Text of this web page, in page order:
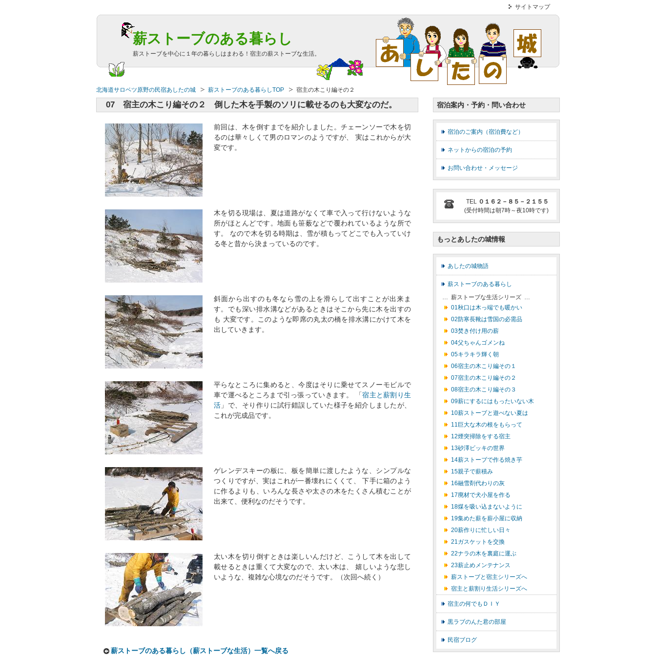
北海道サロベツ原野の民宿あしたの城 薪ストーブのある暮らしTOP 宿主の木こり編その２
07 宿主の木こり編その２ 倒した木を手製のソリに載せるのも大変なのだ。
前回は、木を倒すまでを紹介しました。チェーンソーで木を切
るのは華々しくて男のロマンのようですが、 実はこれからが大
変です。
木を切る現場は、夏は道路がなくて車で入って行けないような
所がほとんどです。地面も笹薮などで覆われているような所で
す。 なので木を切る時期は、雪が積もってどこでも入っていけ
る冬と昔から決まっているのです。
斜面から出すのも冬なら雪の上を滑らして出すことが出来ま
す。でも深い排水溝などがあるときはそこから先に木を出すの
も 大変です。このような即席の丸太の橋を排水溝にかけて木を
出していきます。
平らなところに集めると、今度はそりに乗せてスノーモビルで
車で運べるところまで引っ張っていきます。 「宿主と薪割り生
活 」で、そり作りに試行錯誤していた様子を紹介しましたが、
これが完成品です。
ゲレンデスキーの板に、板を簡単に渡したような、シンプルな
つくりですが、実はこれが一番壊れにくくて、 下手に箱のよう
に作るよりも、いろんな長さや太さの木をたくさん積むことが
出来て、便利なのだそうです。
太い木を切り倒すときは楽しいんだけど、こうして木を出して
載せるときは重くて大変なので、太い木は、 嬉しいような悲し
いような、複雑な心境なのだそうです。（次回へ続く）
薪ストーブのある暮らし（薪ストーブな生活）一覧へ戻る
宿泊案内・予約・問い合わせ
宿泊のご案内（宿泊費など）
ネットからの宿泊の予約
お問い合わせ・メッセージ
TEL
０１６２－８５－２１５５
(受付時間は朝7時～夜10時です)
もっとあしたの城情報
あしたの城物語
薪ストーブのある暮らし
… 薪ストーブな生活シリーズ …
01秋口は木っ端でも暖かい
02防寒長靴は雪国の必需品
03焚き付け用の薪
04父ちゃんゴメンね
05キラキラ輝く朝
06宿主の木こり編その１
07宿主の木こり編その２
08宿主の木こり編その３
09薪にするにはもったいない木
10薪ストーブと遊べない夏は
11巨大な木の根をもらって
12煙突掃除をする宿主
13砂澤ビッキの世界
14薪ストーブで作る焼き芋
15親子で薪積み
16融雪剤代わりの灰
17廃材で犬小屋を作る
18煤を吸い込まないように
19集めた薪を薪小屋に収納
20薪作りに忙しい日々
21ガスケットを交換
22ナラの木を裏庭に運ぶ
23薪止めメンテナンス
薪ストーブと宿主シリーズへ
宿主と薪割り生活シリーズへ
宿主の何でもＤＩＹ
黒ラブのんた君の部屋
民宿ブログ
サイトマップ
薪ストーブのある暮らし
薪ストーブを中心に１年の暮らしはまわる！宿主の薪ストーブな生活。